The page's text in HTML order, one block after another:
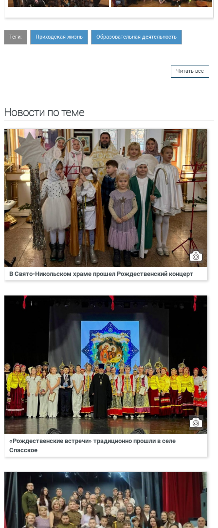
Теги: Приходская жизнь Образовательная деятельность
Читать все
Новости по теме
В Свято-Никольском храме прошел Рождественский концерт
«Рождественские встречи» традиционно прошли в селе
Спасское